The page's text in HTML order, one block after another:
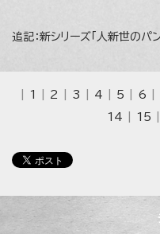
追記：新シリーズ「人新世のパ
1 2 3 4 5 6
14
15